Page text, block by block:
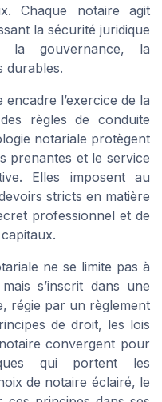
Chaque notaire agit
la sécurité juridique
la gouvernance, la
durables.
l’exercice de la
règles de conduite
notariale protègent
prenantes et le service
Elles imposent au
stricts en matière
professionnel et de
ne se limite pas à
s’inscrit dans une
régie par un règlement
de droit, les lois
convergent pour
qui portent les
de notaire éclairé, le